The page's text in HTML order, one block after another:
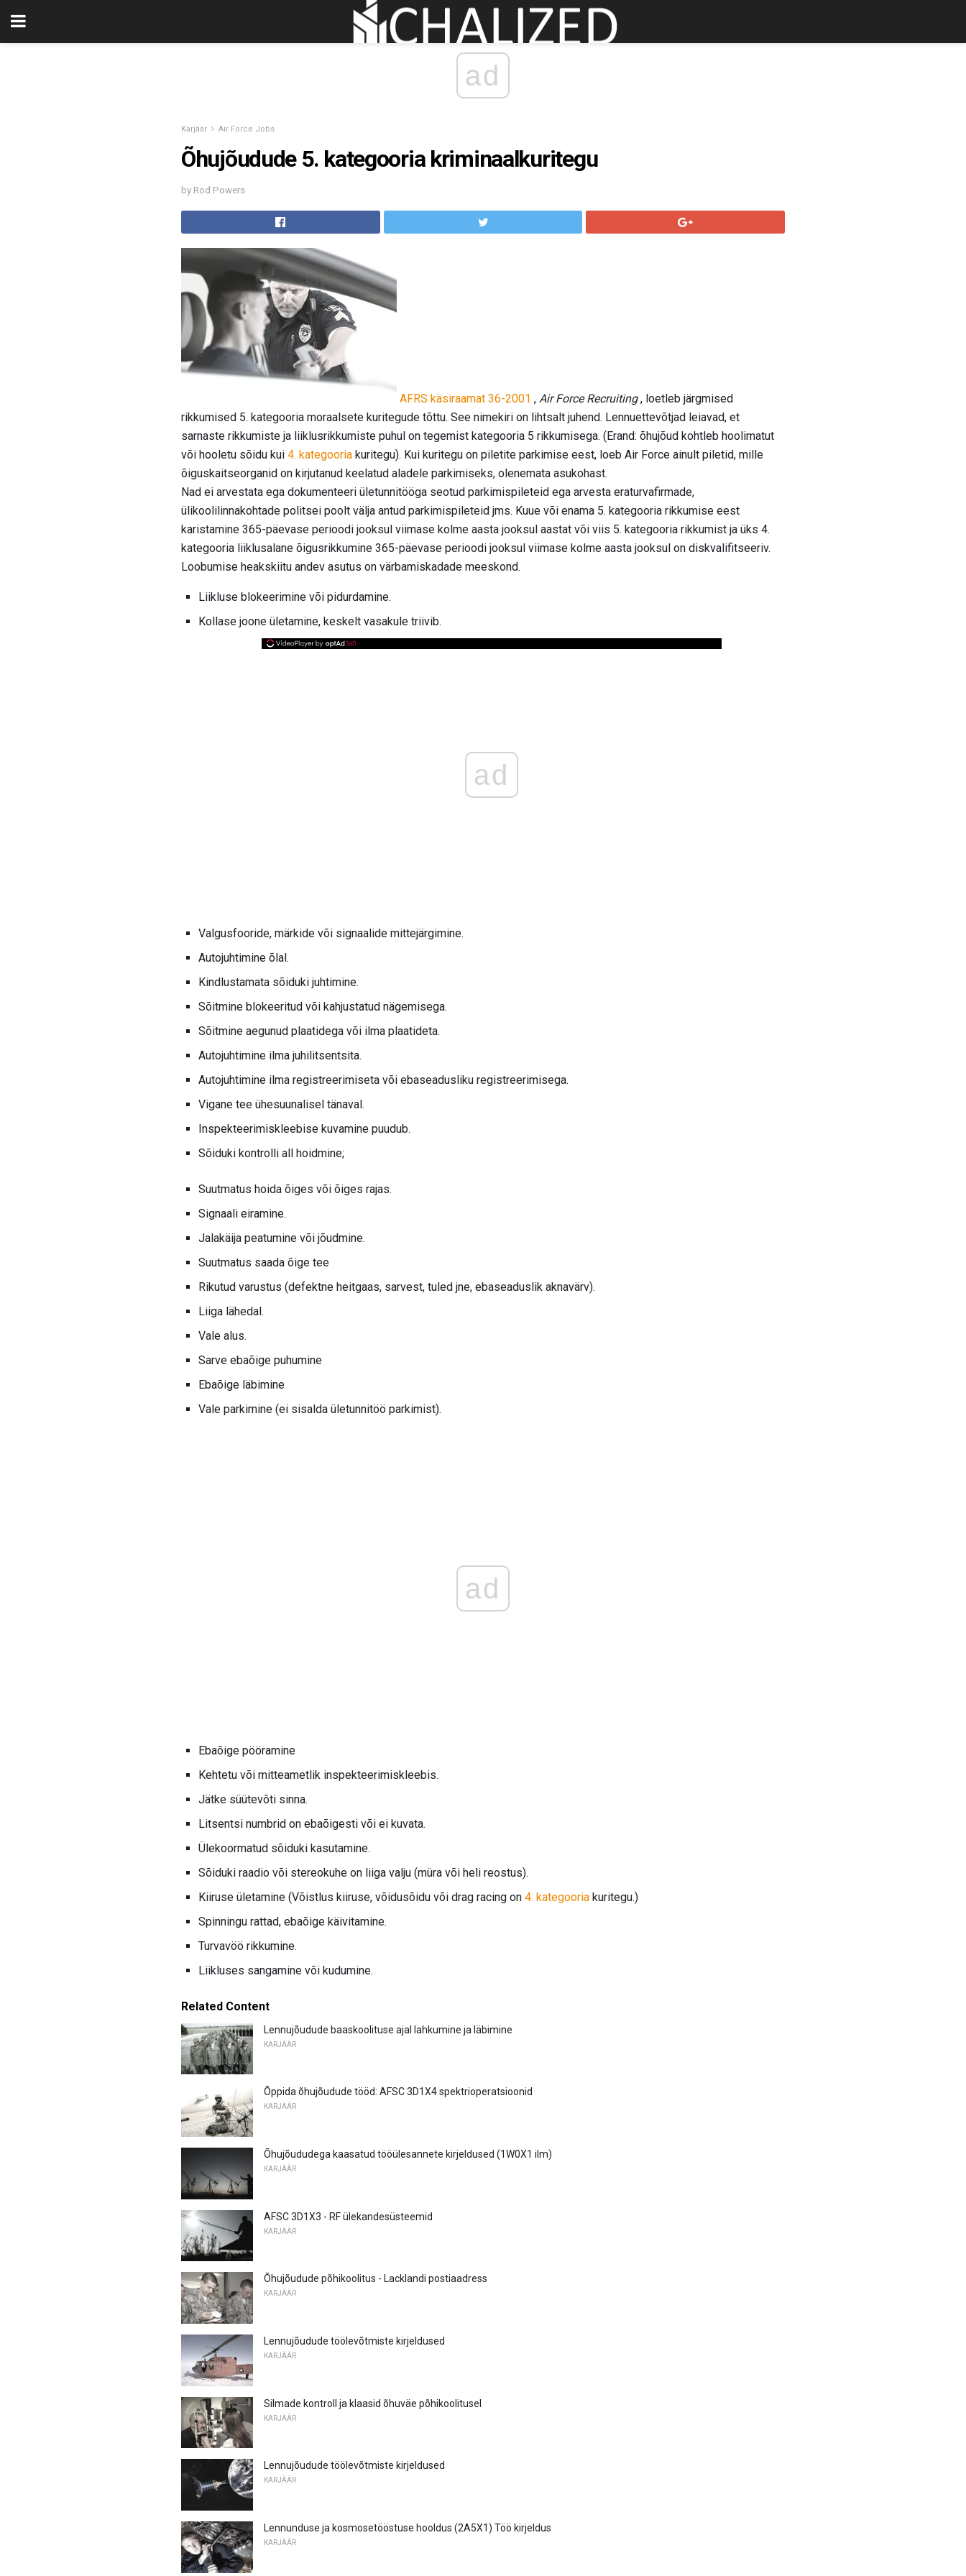
ad
Karjäär Air Force Jobs
Õhujõudude 5. kategooria kriminaalkuritegu
by Rod Powers
AFRS käsiraamat 36-2001 , Air Force Recruiting, loetleb järgmised
rikkumised 5. kategooria moraalsete kuritegude tõttu. See nimekiri on lihtsalt juhend. Lennuettevõtjad leiavad, et
sarnaste rikkumiste ja liiklusrikkumiste puhul on tegemist kategooria 5 rikkumisega. (Erand: õhujõud kohtleb hoolimatut
või hooletu sõidu kui 4. kategooria kuritegu). Kui kuritegu on piletite parkimise eest, loeb Air Force ainult piletid, mille
õiguskaitseorganid on kirjutanud keelatud aladele parkimiseks, olenemata asukohast.
Nad ei arvestata ega dokumenteeri ületunnitööga seotud parkimispileteid ega arvesta eraturvafirmade,
ülikoolilinnakohtade politsei poolt välja antud parkimispileteid jms. Kuue või enama 5. kategooria rikkumise eest
karistamine 365-päevase perioodi jooksul viimase kolme aasta jooksul aastat või viis 5. kategooria rikkumist ja üks 4.
kategooria liiklusalane õigusrikkumine 365-päevase perioodi jooksul viimase kolme aasta jooksul on diskvalifitseeriv.
Loobumise heakskiitu andev asutus on värbamiskadade meeskond.
Liikluse blokeerimine või pidurdamine.
Kollase joone ületamine, keskelt vasakule triivib.
ad
Valgusfooride, märkide või signaalide mittejärgimine.
Autojuhtimine õlal.
Kindlustamata sõiduki juhtimine.
Sõitmine blokeeritud või kahjustatud nägemisega.
Sõitmine aegunud plaatidega või ilma plaatideta.
Autojuhtimine ilma juhilitsentsita.
Autojuhtimine ilma registreerimiseta või ebaseadusliku registreerimisega.
Vigane tee ühesuunalisel tänaval.
Inspekteerimiskleebise kuvamine puudub.
Sõiduki kontrolli all hoidmine;
Suutmatus hoida õiges või õiges rajas.
Signaali eiramine.
Jalakäija peatumine või jõudmine.
Suutmatus saada õige tee
Rikutud varustus (defektne heitgaas, sarvest, tuled jne, ebaseaduslik aknavärv).
Liiga lähedal.
Vale alus.
Sarve ebaõige puhumine
Ebaõige läbimine
Vale parkimine (ei sisalda ületunnitöö parkimist).
ad
Ebaõige pööramine
Kehtetu või mitteametlik inspekteerimiskleebis.
Jätke süütevõti sinna.
Litsentsi numbrid on ebaõigesti või ei kuvata.
Ülekoormatud sõiduki kasutamine.
Sõiduki raadio või stereokuhe on liiga valju (müra või heli reostus).
Kiiruse ületamine (Võistlus kiiruse, võidusõidu või drag racing on 4. kategooria kuritegu.)
Spinningu rattad, ebaõige käivitamine.
Turvavöö rikkumine.
Liikluses sangamine või kudumine.
Related Content
Lennujõudude baaskoolituse ajal lahkumine ja läbimine
KARJÄÄR
Õppida õhujõudude tööd: AFSC 3D1X4 spektrioperatsioonid
KARJÄÄR
Õhujõududega kaasatud tööülesannete kirjeldused (1W0X1 ilm)
KARJÄÄR
AFSC 3D1X3 - RF ülekandesüsteemid
KARJÄÄR
Õhujõudude põhikoolitus - Lacklandi postiaadress
KARJÄÄR
Lennujõudude töölevõtmiste kirjeldused
KARJÄÄR
Silmade kontroll ja klaasid õhuväe põhikoolitusel
KARJÄÄR
Lennujõudude töölevõtmiste kirjeldused
KARJÄÄR
Lennunduse ja kosmosetööstuse hooldus (2A5X1) Töö kirjeldus
KARJÄÄR